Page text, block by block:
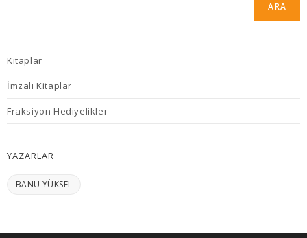
ARA
Kitaplar
İmzalı Kitaplar
Fraksiyon Hediyelikler
YAZARLAR
BANU YÜKSEL